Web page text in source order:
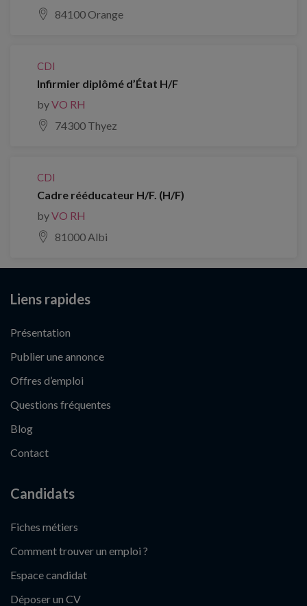
84100 Orange
CDI
Infirmier diplômé d’État H/F
byVO RH
74300 Thyez
CDI
Cadre rééducateur H/F. (H/F)
byVO RH
81000 Albi
Liens rapides
Présentation
Publier une annonce
Offres d’emploi
Questions fréquentes
Blog
Contact
Candidats
Fiches métiers
Comment trouver un emploi ?
Espace candidat
Déposer un CV